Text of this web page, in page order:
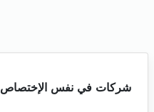
شركات في نفس الإختصاص